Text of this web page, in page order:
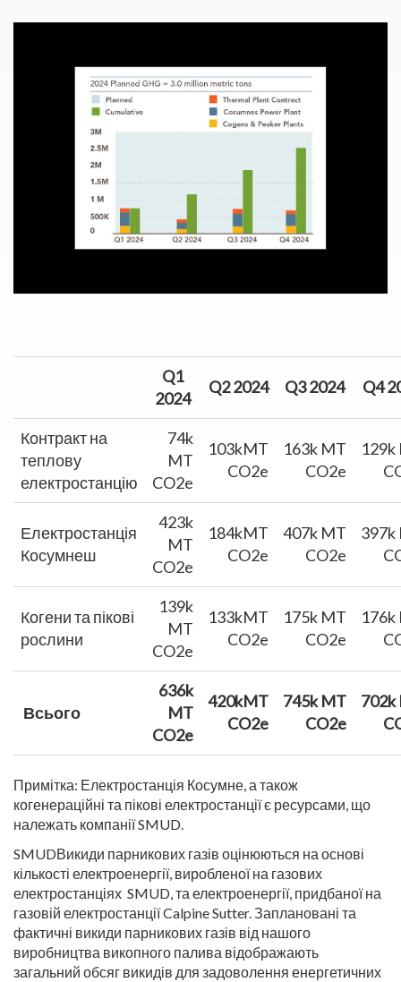
Q1
2024
Q2 2024 Q3 2024 Q4
Контракт на
теплову
електростанцію
74k
MT
CO2e
103kMT
CO2e
163k MT
CO2e
129k
Електростанція
Косумнеш
423k
MT
CO2e
184kMT
CO2e
407k MT
CO2e
397k
Когени та пікові
рослини
139k
MT
CO2e
133kMT
CO2e
175k MT
CO2e
176k
Всього
636k
MT
CO2e
420kMT
CO2e
745kMT
CO2e
702k
Примітка: Електростанція Косумне, а також
когенераційні та пікові електростанції є ресурсами, що
належать компанії SMUD.
SMUDВикиди парникових газів оцінюються на основі
кількості електроенергії, виробленої на газових
електростанціях SMUD, та електроенергії, придбаної на
газовій електростанції Calpine Sutter. Заплановані та
фактичні викиди парникових газів від нашого
виробництва викопного палива відображають
загальний обсяг викидів для задоволення енергетичних